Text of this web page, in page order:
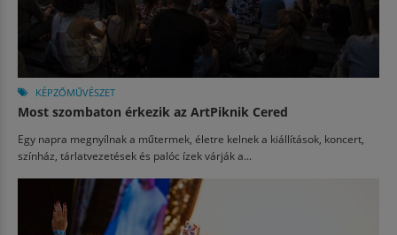
KÉPZŐMŰVÉSZET
Most szombaton érkezik az ArtPiknik Cered
Egy napra megnyílnak a műtermek, életre kelnek a kiállítások, koncert,
színház, tárlatvezetések és palóc ízek várják a...